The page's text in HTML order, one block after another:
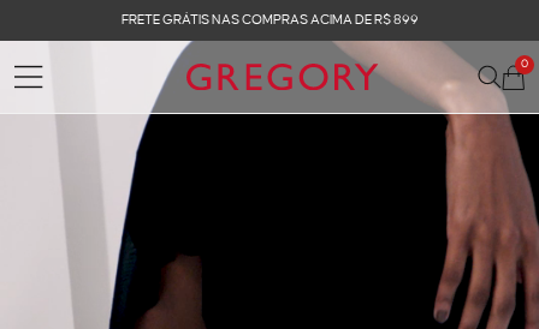
FRETE GRÁTIS NAS COMPRAS ACIMA DE R$ 899
0